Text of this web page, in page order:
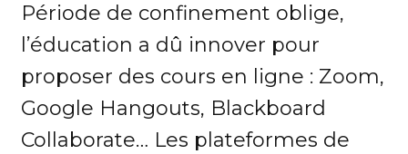
Période de confinement oblige,
l’éducation a dû innover pour
proposer des cours en ligne : Zoom,
Google Hangouts, Blackboard
Collaborate… Les plateformes de